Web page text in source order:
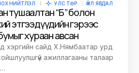
НИЙТЛЭЛ УЛС ТӨР ҮЙЛ ЯВДАЛ
тушаалтан “Б” болон
этгээдүүдийн гэрээс
хураан авсан
хэргийн сайд Х.Нямбаатар урд
ажиллагааны талаар